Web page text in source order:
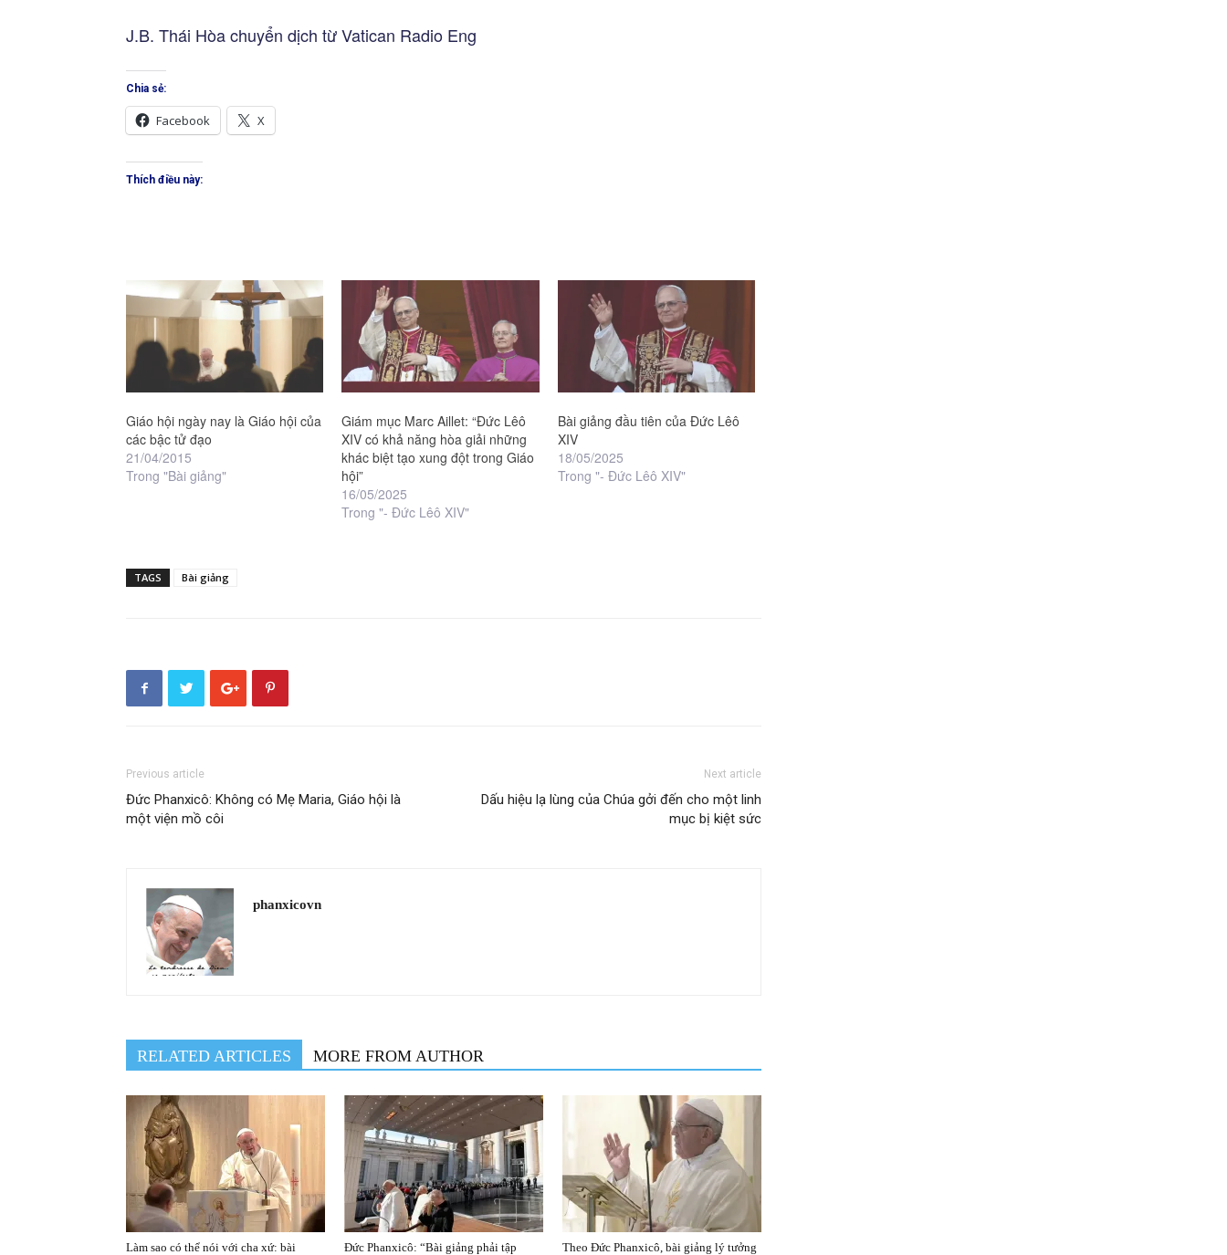
J.B. Thái Hòa chuyển dịch từ Vatican Radio Eng
Chia sẻ:
Facebook X
Thích điều này:
Giáo hội ngày nay là Giáo hội của
các bậc tử đạo
21/04/2015
Trong "Bài giảng"
Giám mục Marc Aillet: “Đức Lêô
XIV có khả năng hòa giải những
khác biệt tạo xung đột trong Giáo
hội”
16/05/2025
Trong "- Đức Lêô XIV"
Bài giảng đầu tiên của Đức Lêô
XIV
18/05/2025
Trong "- Đức Lêô XIV"
TAGS Bài giảng
Previous article
Đức Phanxicô: Không có Mẹ Maria, Giáo hội là
một viện mồ côi
Next article
Dấu hiệu lạ lùng của Chúa gởi đến cho một linh
mục bị kiệt sức
phanxicovn
RELATED ARTICLES MORE FROM AUTHOR
Làm sao có thể nói với cha xứ: bài Đức Phanxicô: “Bài giảng phải tập Theo Đức Phanxicô, bài giảng lý tưởng